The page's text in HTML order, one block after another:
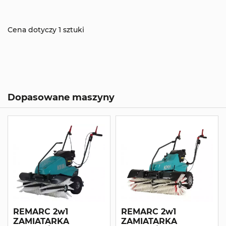
Cena dotyczy 1 sztuki
Dopasowane maszyny
REMARC 2w1
ZAMIATARKA
REMARC 2w1
ZAMIATARKA